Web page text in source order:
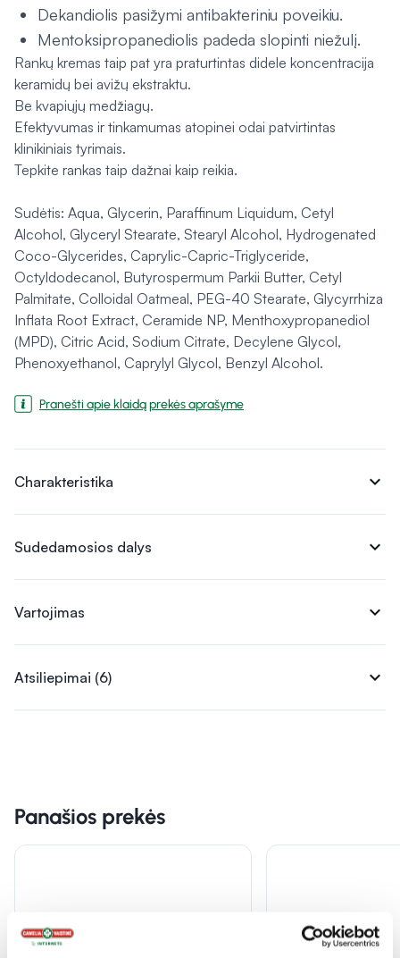
Dekandiolis pasižymi antibakteriniu poveikiu.
Mentoksipropanediolis padeda slopinti niežulį.
Rankų kremas taip pat yra praturtintas didele koncentracija
keramidų bei avižų ekstraktu.
Be kvapiųjų medžiagų.
Efektyvumas ir tinkamumas atopinei odai patvirtintas
klinikiniais tyrimais.
Tepkite rankas taip dažnai kaip reikia.
Sudėtis: Aqua, Glycerin, Paraffinum Liquidum, Cetyl
Alcohol, Glyceryl Stearate, Stearyl Alcohol, Hydrogenated
Coco-Glycerides, Caprylic-Capric-Triglyceride,
Octyldodecanol, Butyrospermum Parkii Butter, Cetyl
Palmitate, Colloidal Oatmeal, PEG-40 Stearate, Glycyrrhiza
Inflata Root Extract, Ceramide NP, Menthoxypropanediol
(MPD), Citric Acid, Sodium Citrate, Decylene Glycol,
Phenoxyethanol, Caprylyl Glycol, Benzyl Alcohol.
Pranešti apie klaidą prekės aprašyme
Charakteristika expand_more
Sudedamosios dalys expand_more
Vartojimas expand_more
Atsiliepimai (6) expand_more
Panašios prekės